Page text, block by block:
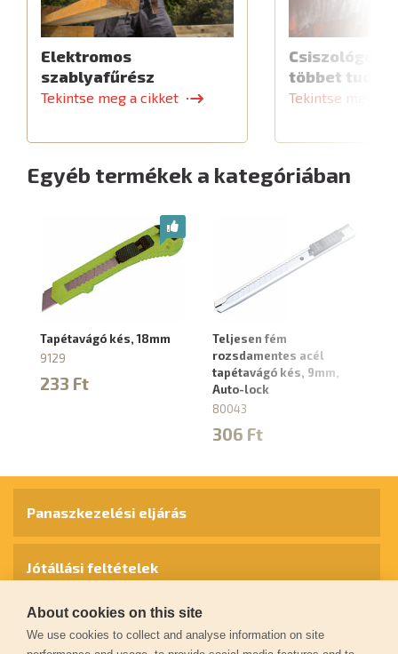
Elektromos
szablyafűrész
Tekintse meg a cikket
Csiszológép,
többet tud
Tekintse meg a
Egyéb termékek a kategóriában
Tapétavágó kés, 18mm
9129
233 Ft
Teljesen fém
rozsdamentes acél
tapétavágó kés, 9mm,
Auto-lock
80043
306 Ft
Panaszkezelési eljárás
Jótállási feltételek
Személyes adatok védelme
About cookies on this site
We use cookies to collect and analyse information on site